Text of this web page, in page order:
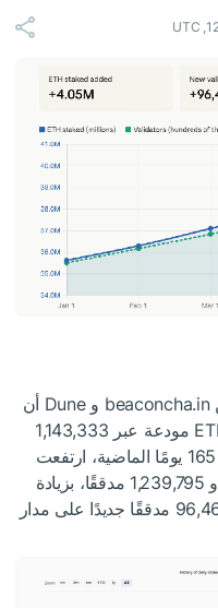
في 1 يناير 2026، تُظهر إحصائيات من beaconcha.in و Dune أن
مودعة عبر 1,143,333
مدقق. بحلول 15 يونيو، وعلى مدار الـ 165 يومًا الماضية، ارتفعت
و 1,239,795 مدققًا، بزيادة
و 96,462 مدققًا جديدًا على مدار